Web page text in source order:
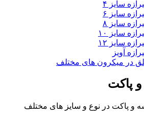
سایز ۴
سایز ۶
سایز ۸
سایز ۱۰
سایز ۱۲
آویز
در میکرون های مختلف
پاکت
و پاکت در نوع و سایز های مختلف